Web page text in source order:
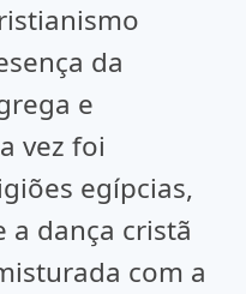
da
e
vez foi
egípcias,
a dança cristã
com a